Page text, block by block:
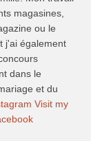
magasines,
ou le
j'ai également
dans le
et du
Visit my